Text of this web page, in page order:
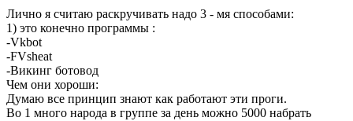
Лично я считаю раскручивать надо 3 - мя способами:
1) это конечно программы :
-Vkbot
-FVsheat
-Викинг ботовод
Чем они хороши:
Думаю все принцип знают как работают эти проги.
Во 1 много народа в группе за день можно 5000 набрать